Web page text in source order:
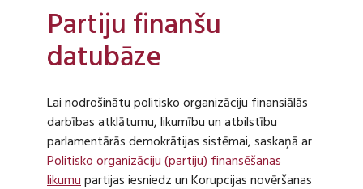
Partiju finanšu
datubāze
Lai nodrošinātu politisko organizāciju finansiālās
darbības atklātumu, likumību un atbilstību
parlamentārās demokrātijas sistēmai, saskaņā ar
Politisko organizāciju (partiju) finansēšanas
likumupartijas iesniedz un Korupcijas novēršanas